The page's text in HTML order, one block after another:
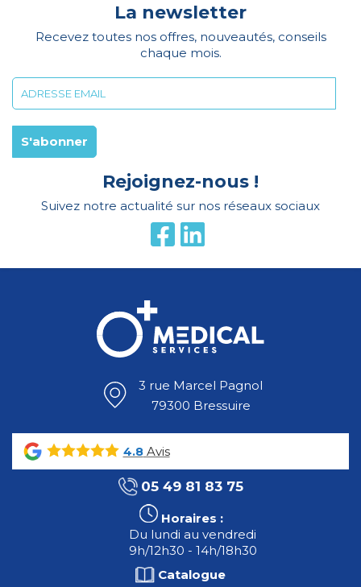
La newsletter
Recevez toutes nos offres, nouveautés, conseils
chaque mois.
Rejoignez-nous !
Suivez notre actualité sur nos réseaux sociaux
3 rue Marcel Pagnol
79300 Bressuire
4.8Avis
05 49 81 83 75
Horaires :
Du lundi au vendredi
9h/12h30 - 14h/18h30
Catalogue